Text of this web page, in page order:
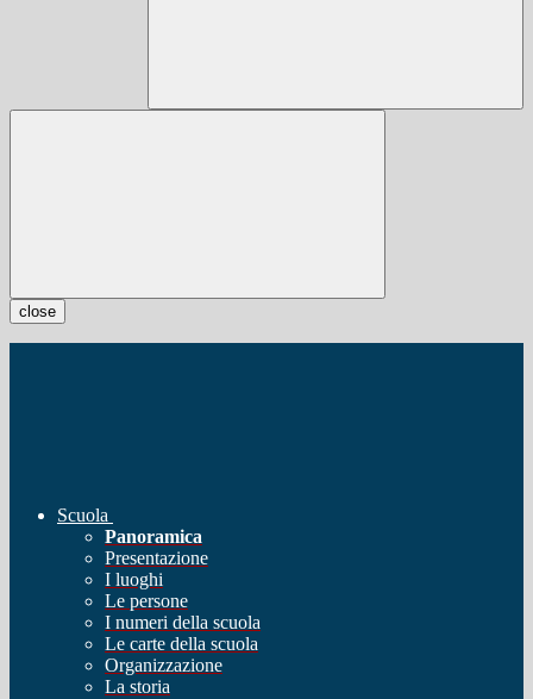
close
Scuola
Panoramica
Presentazione
I luoghi
Le persone
I numeri della scuola
Le carte della scuola
Organizzazione
La storia